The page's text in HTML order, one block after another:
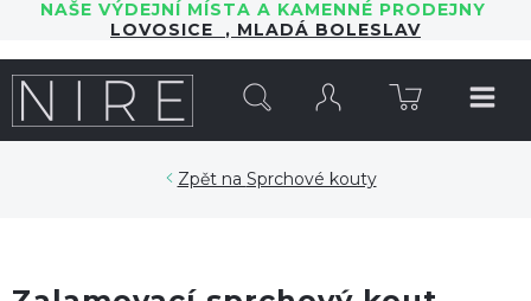
NAŠE VÝDEJNÍ MÍSTA A KAMENNÉ PRODEJNY
LOVOSICE , MLADÁ BOLESLAV
Sprchové kouty